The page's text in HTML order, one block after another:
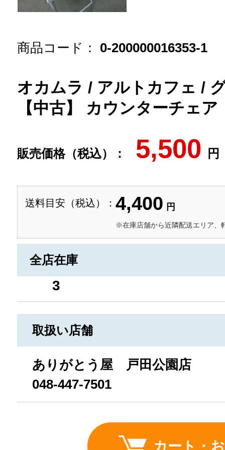
商品コード： 0-200000016353-1
オカムラ / アルトカフェ /
【中古】 カウンターチェア
販売価格（税込）： 5,500 円
送料目安（税込）： 4,400 円
※在庫店舗から近隣配送エリア、
全店在庫
3
取扱い店舗
ありがとう屋 戸田公園店
048-447-7501
カート・